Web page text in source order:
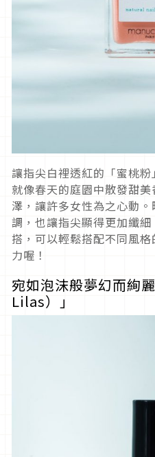
讓指尖白裡透紅的「蜜桃
就像春天的庭園中散發甜
澤，讓許多女性為之心動
調，也讓指尖顯得更加纖
搭，可以輕鬆搭配不同風
力喔！
宛如泡沫般夢幻而絢
Lilas）」